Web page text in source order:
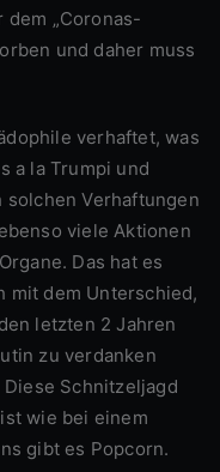
„Coronas-
und daher muss
a la Trumpi und
solchen Verhaftungen
viele Aktionen
Das hat es
mit dem Unterschied,
letzten 2 Jahren
zu verdanken
Diese Schnitzeljagd
wie bei einem
gibt es Popcorn.